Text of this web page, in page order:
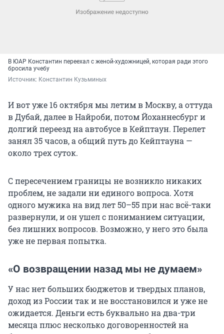
В ЮАР Константин переехал с женой-художницей, которая ради этого
бросила учебу
Источник: Константин Кузьминых
И вот уже 16 октября мы летим в Москву, а оттуда
в Дубай, далее в Найроби, потом Йоханнесбург и
долгий переезд на автобусе в Кейптаун. Перелет
занял 35 часов, а общий путь до Кейптауна —
около трех суток.
С пересечением границы не возникло никаких
проблем, не задали ни единого вопроса. Хотя
одного мужика на вид лет 50–55 при нас всё-таки
развернули, и он ушел с пониманием ситуации,
без лишних вопросов. Возможно, у него это была
уже не первая попытка.
«О возвращении назад мы не думаем»
У нас нет больших бюджетов и твердых планов,
доход из России так и не восстановился и уже не
ожидается. Деньги есть буквально на два-три
месяца плюс несколько договоренностей на